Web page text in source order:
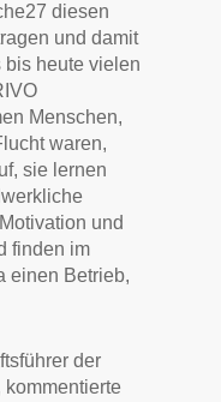
diesen
und damit
bis heute vielen
Menschen,
waren,
sie lernen
und
finden im
einen Betrieb,
der
kommentierte